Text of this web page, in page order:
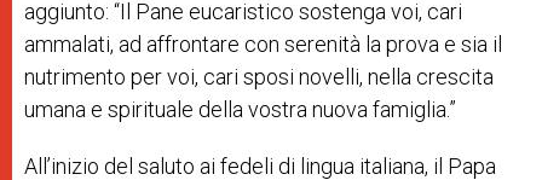
aggiunto: “Il Pane eucaristico sostenga voi, cari
ammalati, ad affrontare con serenità la prova e sia il
nutrimento per voi, cari sposi novelli, nella crescita
umana e spirituale della vostra nuova famiglia.”
All’inizio del saluto ai fedeli di lingua italiana, il Papa